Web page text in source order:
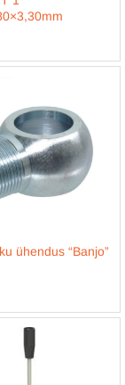
ühendus “Banjo”